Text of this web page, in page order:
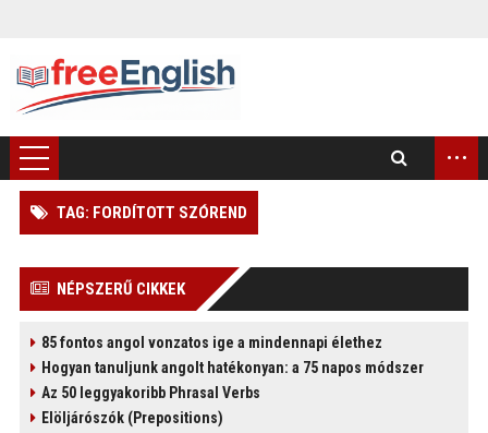
...
TAG: FORDÍTOTT SZÓREND
NÉPSZERŰ CIKKEK
85 fontos angol vonzatos ige a mindennapi élethez
Hogyan tanuljunk angolt hatékonyan: a 75 napos módszer
Az 50 leggyakoribb Phrasal Verbs
Elöljárószók (Prepositions)